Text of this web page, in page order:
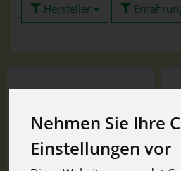
Nehmen Sie Ihre
Einstellungen vor
Hersteller